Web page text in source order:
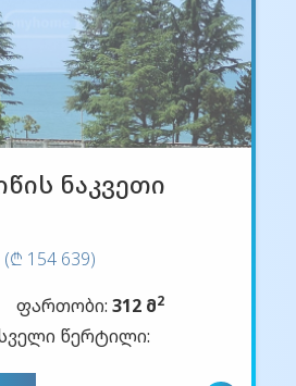
ნაკვეთი
(₾ 154 639)
ფართობი: 312 მ2
წერტილი: